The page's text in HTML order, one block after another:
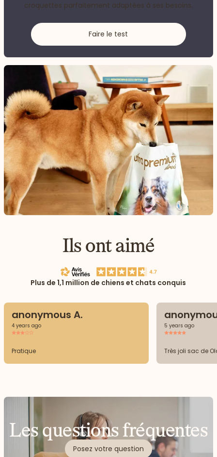
croquettes parfaitement adaptées à ses besoins.
Faire le test
Ils ont aimé
Plus de 1,1 million de chiens et chats conquis
anonymous A.
4 years ago
Pratique
5 years ago
Très joli sac de
Les questions fréquentes
Posez votre question